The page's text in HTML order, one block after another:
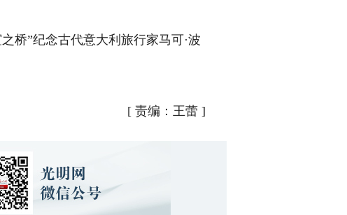
桥”纪念古代意大利旅行家马可·波
[ 责编：王蕾 ]